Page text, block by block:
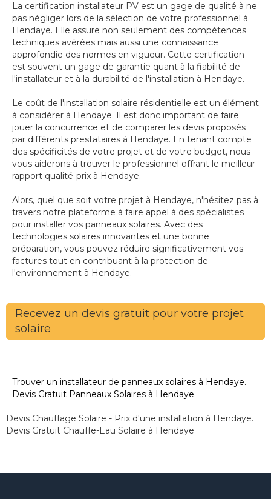
La certification installateur PV est un gage de qualité à ne
pas négliger lors de la sélection de votre professionnel à
Hendaye. Elle assure non seulement des compétences
techniques avérées mais aussi une connaissance
approfondie des normes en vigueur. Cette certification
est souvent un gage de garantie quant à la fiabilité de
l'installateur et à la durabilité de l'installation à Hendaye.
Le coût de l'installation solaire résidentielle est un élément
à considérer à Hendaye. Il est donc important de faire
jouer la concurrence et de comparer les devis proposés
par différents prestataires à Hendaye. En tenant compte
des spécificités de votre projet et de votre budget, nous
vous aiderons à trouver le professionnel offrant le meilleur
rapport qualité-prix à Hendaye.
Alors, quel que soit votre projet à Hendaye, n'hésitez pas à
travers notre plateforme à faire appel à des spécialistes
pour installer vos panneaux solaires. Avec des
technologies solaires innovantes et une bonne
préparation, vous pouvez réduire significativement vos
factures tout en contribuant à la protection de
l'environnement à Hendaye.
Recevez un devis gratuit pour votre projet
solaire
Trouver un installateur de panneaux solaires à Hendaye.
Devis Gratuit Panneaux Solaires à Hendaye
Devis Chauffage Solaire - Prix d'une installation à Hendaye.
Devis Gratuit Chauffe-Eau Solaire à Hendaye